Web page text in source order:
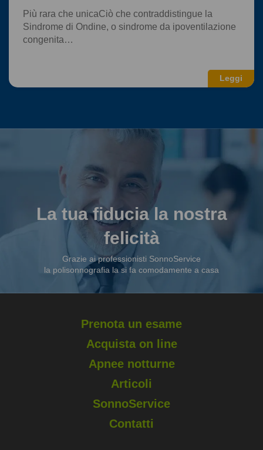
Leggi
Più rara che unicaCiò che contraddistingue la
Sindrome di Ondine, o sindrome da ipoventilazione
congenita…
La tua fiducia la nostra
felicità
Grazie ai professionisti SonnoService
la polisonnografia la si fa comodamente a casa
Prenota un esame
Acquista on line
Apnee notturne
Articoli
SonnoService
Contatti